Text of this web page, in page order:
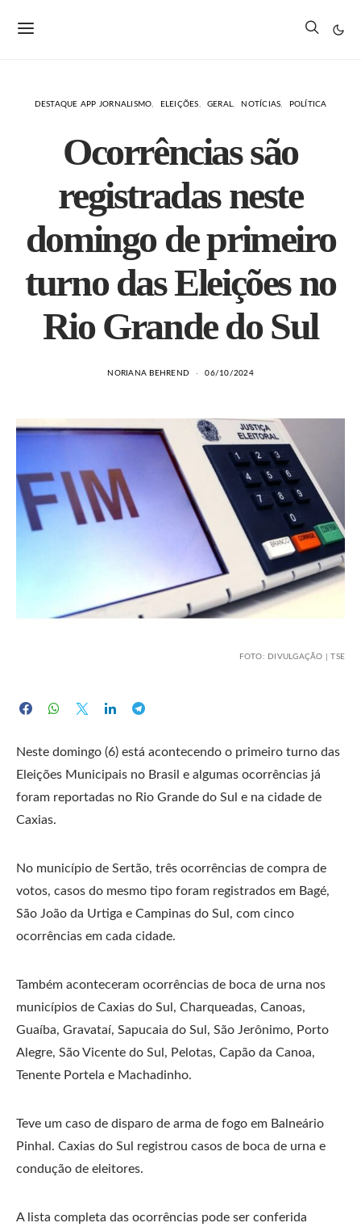
DESTAQUE APP JORNALISMO ELEIÇÕES GERAL NOTÍCIAS POLÍTICA
Ocorrências são
registradas neste
domingo de primeiro
turno das Eleições no
Rio Grande do Sul
NORIANA BEHREND 06/10/2024
FOTO: DIVULGAÇÃO | TSE
Neste domingo (6) está acontecendo o primeiro turno das
Eleições Municipais no Brasil e algumas ocorrências já
foram reportadas no Rio Grande do Sul e na cidade de
Caxias.
No município de Sertão, três ocorrências de compra de
votos, casos do mesmo tipo foram registrados em Bagé,
São João da Urtiga e Campinas do Sul, com cinco
ocorrências em cada cidade.
Também aconteceram ocorrências de boca de urna nos
municípios de Caxias do Sul, Charqueadas, Canoas,
Guaíba, Gravataí, Sapucaia do Sul, São Jerônimo, Porto
Alegre, São Vicente do Sul, Pelotas, Capão da Canoa,
Tenente Portela e Machadinho.
Teve um caso de disparo de arma de fogo em Balneário
Pinhal. Caxias do Sul registrou casos de boca de urna e
condução de eleitores.
A lista completa das ocorrências pode ser conferida